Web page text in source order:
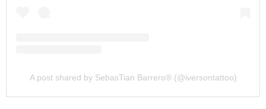
A post shared by SebasTian Barrero®️ (@iversontattoo)